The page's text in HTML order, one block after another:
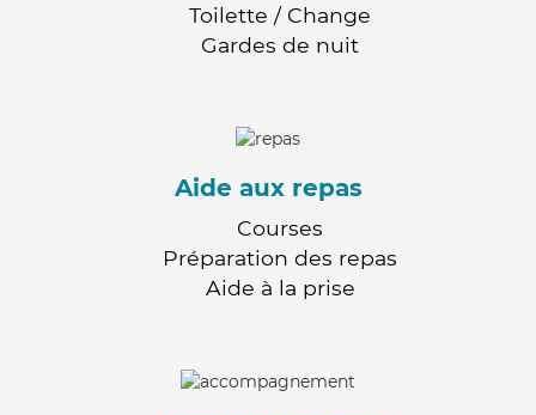
Toilette / Change
Gardes de nuit
Aide aux repas
Courses
Préparation des repas
Aide à la prise